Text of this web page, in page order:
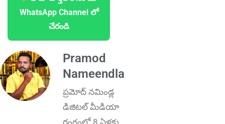
WhatsApp Channel లో
చేరండి
Pramod
Nameendla
ప్ర‌మోద్ న‌మిండ్ల‌
డిజిట‌ల్ మీడియా
రంగంలో 8 ఏళ్లకు